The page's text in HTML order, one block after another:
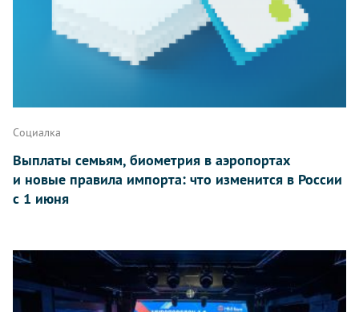
Социалка
Выплаты семьям, биометрия в аэропортах
и новые правила импорта: что изменится в России
с 1 июня